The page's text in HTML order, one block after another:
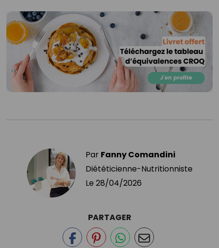
Par Fanny Comandini
Diététicienne-Nutritionniste
Le 28/04/2026
PARTAGER